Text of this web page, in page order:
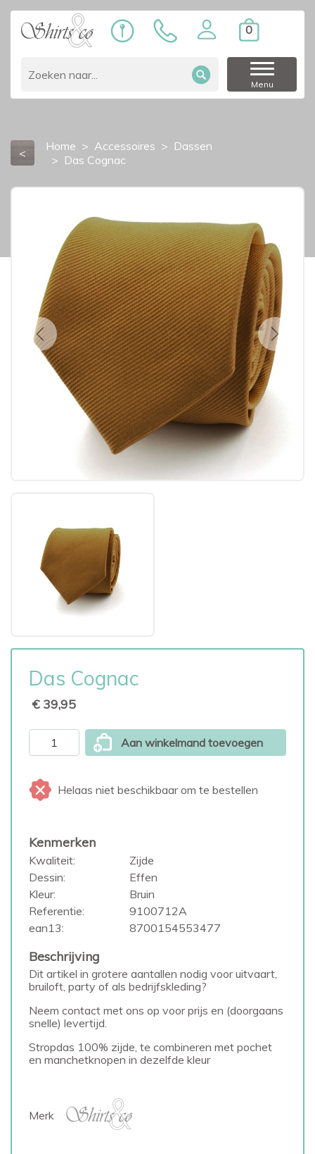
0
Menu
< Home Accessoires
Dassen
Das Cognac
Previous Next
Das Cognac
€ 39,95
Aan winkelmand toevoegen
Helaas niet beschikbaar om te bestellen
Kenmerken
Kwaliteit:
Zijde
Dessin:
Effen
Kleur:
Bruin
Referentie:
9100712A
ean13:
8700154553477
Beschrijving
Dit artikel in grotere aantallen nodig voor uitvaart,
bruiloft, party of als bedrijfskleding?
Neem contact met ons op voor prijs en (doorgaans
snelle) levertijd.
Stropdas 100% zijde, te combineren met pochet
en manchetknopen in dezelfde kleur
Merk